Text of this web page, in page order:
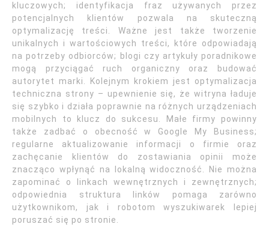
kluczowych; identyfikacja fraz używanych przez
potencjalnych klientów pozwala na skuteczną
optymalizację treści. Ważne jest także tworzenie
unikalnych i wartościowych treści, które odpowiadają
na potrzeby odbiorców; blogi czy artykuły poradnikowe
mogą przyciągać ruch organiczny oraz budować
autorytet marki. Kolejnym krokiem jest optymalizacja
techniczna strony – upewnienie się, że witryna ładuje
się szybko i działa poprawnie na różnych urządzeniach
mobilnych to klucz do sukcesu. Małe firmy powinny
także zadbać o obecność w Google My Business;
regularne aktualizowanie informacji o firmie oraz
zachęcanie klientów do zostawiania opinii może
znacząco wpłynąć na lokalną widoczność. Nie można
zapominać o linkach wewnętrznych i zewnętrznych;
odpowiednia struktura linków pomaga zarówno
użytkownikom, jak i robotom wyszukiwarek lepiej
poruszać się po stronie.